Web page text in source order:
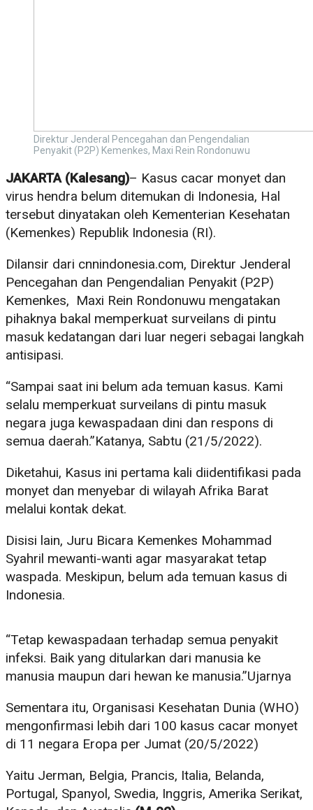
Direktur Jenderal Pencegahan dan Pengendalian
Penyakit (P2P) Kemenkes, Maxi Rein Rondonuwu
JAKARTA (Kalesang)– Kasus cacar monyet dan
virus hendra belum ditemukan di Indonesia, Hal
tersebut dinyatakan oleh Kementerian Kesehatan
(Kemenkes) Republik Indonesia (RI).
Dilansir dari cnnindonesia.com, Direktur Jenderal
Pencegahan dan Pengendalian Penyakit (P2P)
Kemenkes, Maxi Rein Rondonuwu mengatakan
pihaknya bakal memperkuat surveilans di pintu
masuk kedatangan dari luar negeri sebagai langkah
antisipasi.
“Sampai saat ini belum ada temuan kasus. Kami
selalu memperkuat surveilans di pintu masuk
negara juga kewaspadaan dini dan respons di
semua daerah.”Katanya, Sabtu (21/5/2022).
Diketahui, Kasus ini pertama kali diidentifikasi pada
monyet dan menyebar di wilayah Afrika Barat
melalui kontak dekat.
Disisi lain, Juru Bicara Kemenkes Mohammad
Syahril mewanti-wanti agar masyarakat tetap
waspada. Meskipun, belum ada temuan kasus di
Indonesia.
“Tetap kewaspadaan terhadap semua penyakit
infeksi. Baik yang ditularkan dari manusia ke
manusia maupun dari hewan ke manusia.”Ujarnya
Sementara itu, Organisasi Kesehatan Dunia (WHO)
mengonfirmasi lebih dari 100 kasus cacar monyet
di 11 negara Eropa per Jumat (20/5/2022)
Yaitu Jerman, Belgia, Prancis, Italia, Belanda,
Portugal, Spanyol, Swedia, Inggris, Amerika Serikat,